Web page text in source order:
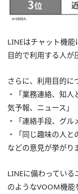
LINEはチャット機能
目的で利用する人が
さらに、利用目的
・「業務連絡、知
気予報、ニュース」
・「連絡手段、グル
・「同じ趣味の人と
などの意見が挙がり
LINEに備わってい
のようなVOOM機能